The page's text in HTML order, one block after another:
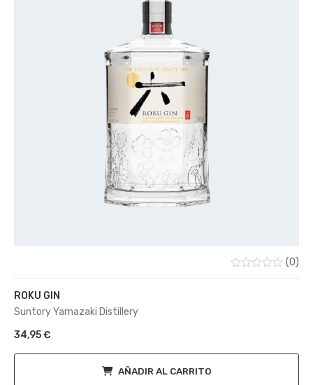
(0)
ROKU GIN
Suntory Yamazaki Distillery
34,95€
AÑADIR AL CARRITO